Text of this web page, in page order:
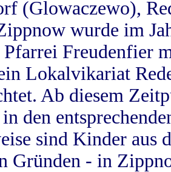
(Glowaczewo),
wurde im
Pfarrei Freudenfier
Lokalvikariat
Ab diesem
den
sind Kinder aus
Gründen - in